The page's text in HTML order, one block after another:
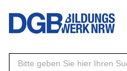
Direkt
Inhalt